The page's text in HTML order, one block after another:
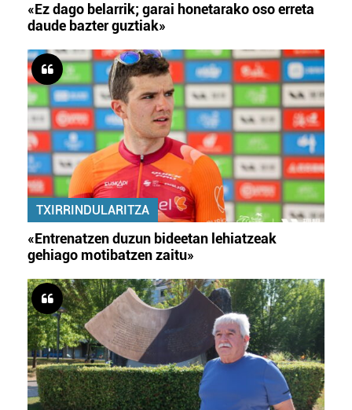
«Ez dago belarrik; garai honetarako oso erreta
daude bazter guztiak»
TXIRRINDULARITZA
«Entrenatzen duzun bideetan lehiatzeak
gehiago motibatzen zaitu»